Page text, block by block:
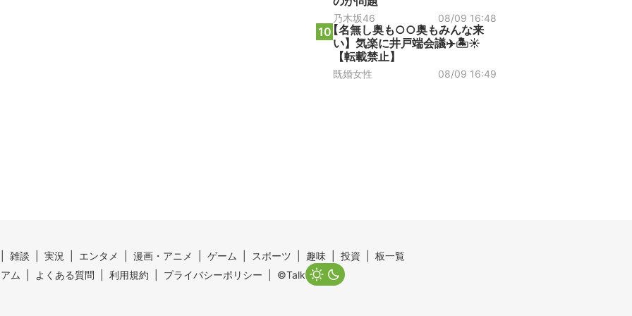
乃木坂46 08/09 16:48
10【名無し奥も○○奥もみんな来
い】気楽に井戸端会議✈️🏝️☀
【転載禁止】
既婚女性 08/09 16:49
雑談 実況 エンタメ 漫画・アニメ ゲーム スポーツ 趣味 投資
板一覧
ム
よくある質問 利用規約 プライバシーポリシー ©Talk